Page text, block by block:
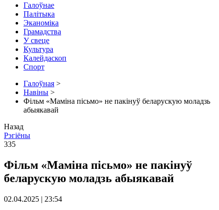
Галоўнае
Палітыка
Эканоміка
Грамадства
У свеце
Культура
Калейдаскоп
Спорт
Галоўная >
Навіны >
Фільм «Маміна пісьмо» не пакінуў беларускую моладзь
абыякавай
Назад
Рэгіёны
335
Фільм «Маміна пісьмо» не пакінуў
беларускую моладзь абыякавай
02.04.2025 | 23:54